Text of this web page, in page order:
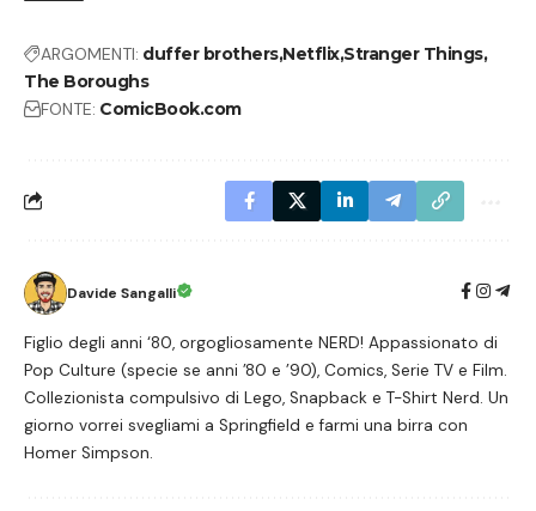
ARGOMENTI: duffer brothersNetflixStranger Things
The Boroughs
FONTE: ComicBook.com
Davide Sangalli
Figlio degli anni ‘80, orgogliosamente NERD! Appassionato di
Pop Culture (specie se anni ’80 e ’90), Comics, Serie TV e Film.
Collezionista compulsivo di Lego, Snapback e T-Shirt Nerd. Un
giorno vorrei svegliami a Springfield e farmi una birra con
Homer Simpson.